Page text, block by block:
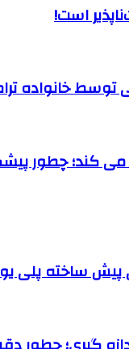
است!
توسط خانواده
می کند؛ چطور
پیش ساخته پلی